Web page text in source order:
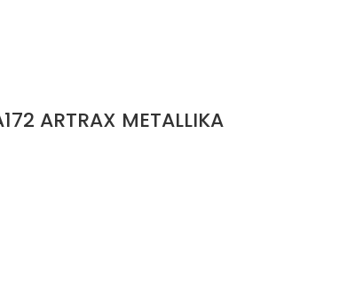
ARTRAX METALLIKA